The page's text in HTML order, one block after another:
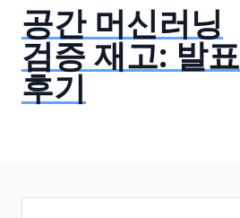
공간 머신러닝
검증 재고: 발표
후기